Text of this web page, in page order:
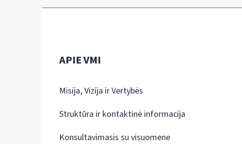
APIE VMI
Misija, Vizija ir Vertybės
Struktūra ir kontaktinė informacija
Konsultavimasis su visuomene